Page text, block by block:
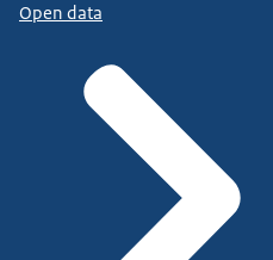
Open data